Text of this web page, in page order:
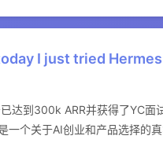
I just tried
达到300k ARR并获得了YC面
个关于AI创业和产品选择的真